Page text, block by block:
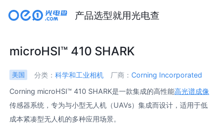
产品选型就用光电查
microHSI™ 410 SHARK
美国 分类： 科学和工业相机 厂商： Corning Incorporated
Corning microHSI™ 410 SHARK是一款集成的高性能高光谱成像
传感器系统，专为与小型无人机（UAVs）集成而设计，适用于低
成本紧凑型无人机的多种应用场景。